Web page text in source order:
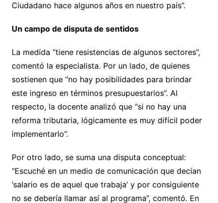
Ciudadano hace algunos años en nuestro país”.
Un campo de disputa de sentidos
La medida “tiene resistencias de algunos sectores”,
comentó la especialista. Por un lado, de quienes
sostienen que “no hay posibilidades para brindar
este ingreso en términos presupuestarios”. Al
respecto, la docente analizó que “si no hay una
reforma tributaria, lógicamente es muy difícil poder
implementarlo”.
Por otro lado, se suma una disputa conceptual:
“Escuché en un medio de comunicación que decían
‘salario es de aquel que trabaja’ y por consiguiente
no se debería llamar así al programa”, comentó. En